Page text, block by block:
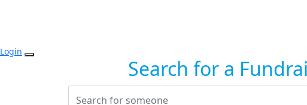
Login
Search for a